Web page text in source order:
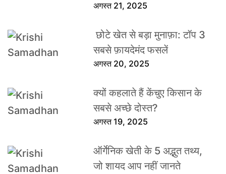
अगस्त 21, 2025
छोटे खेत से बड़ा मुनाफ़ा: टॉप 3
सबसे फ़ायदेमंद फसलें
अगस्त 20, 2025
क्यों कहलाते हैं केंचुए किसान के
सबसे अच्छे दोस्त?
अगस्त 19, 2025
ऑर्गेनिक खेती के 5 अद्भुत तथ्य,
जो शायद आप नहीं जानते